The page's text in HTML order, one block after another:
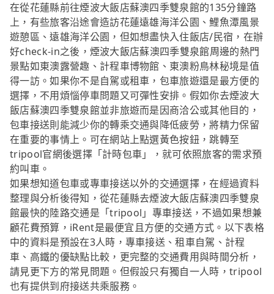
在從花蓮縣前往煙波大飯店蘇澳四季雙泉館的135分鐘路
上，有些旅客沿途會造訪花蓮遠雄海洋公園、鯉魚潭風景
遊憩區、遠雄海洋公園，但如想盡快入住飯店/民宿，在辦
好check-in之後，煙波大飯店蘇澳四季雙泉館周邊的熱門
景點如東澳露營趣、計程車博物館、東澳粉鳥林秘境是值
得一訪。如果你不是自駕或租車，包車旅遊還是最方便的
選擇，不用煩惱停車問題又可彈性安排。假如你去煙波大
飯店蘇澳四季雙泉館並非旅遊而是因商洽公或其他目的，
包車接送則能減少你的轉乘交通與降低疲勞，將精力保留
在重要的事情上。可在網站上點選黃色按鈕，跳轉至
tripool官網後選擇「計時包車」，就可依照旅客的需求預
約叫車。
如果想知道包車或專車接送以外的交通選擇，在經過資料
整理與分析後得知，從花蓮縣去煙波大飯店蘇澳四季雙泉
館最快的陸路交通是「tripool」專車接送，不過如果想兼
顧花費預算，iRent是最便宜且方便的交通方式。以下表格
中的資料是預設在3人時，專車接送、租車自駕、計程
車、高鐵的優缺點比較，更完整的交通費用與時間分析，
請見更下方的常見問題。但假設只有獨自一人時，tripool
也有提供到府接送共乘服務。